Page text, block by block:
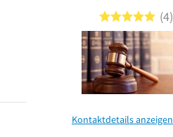
4
Kontaktdetails anzeigen